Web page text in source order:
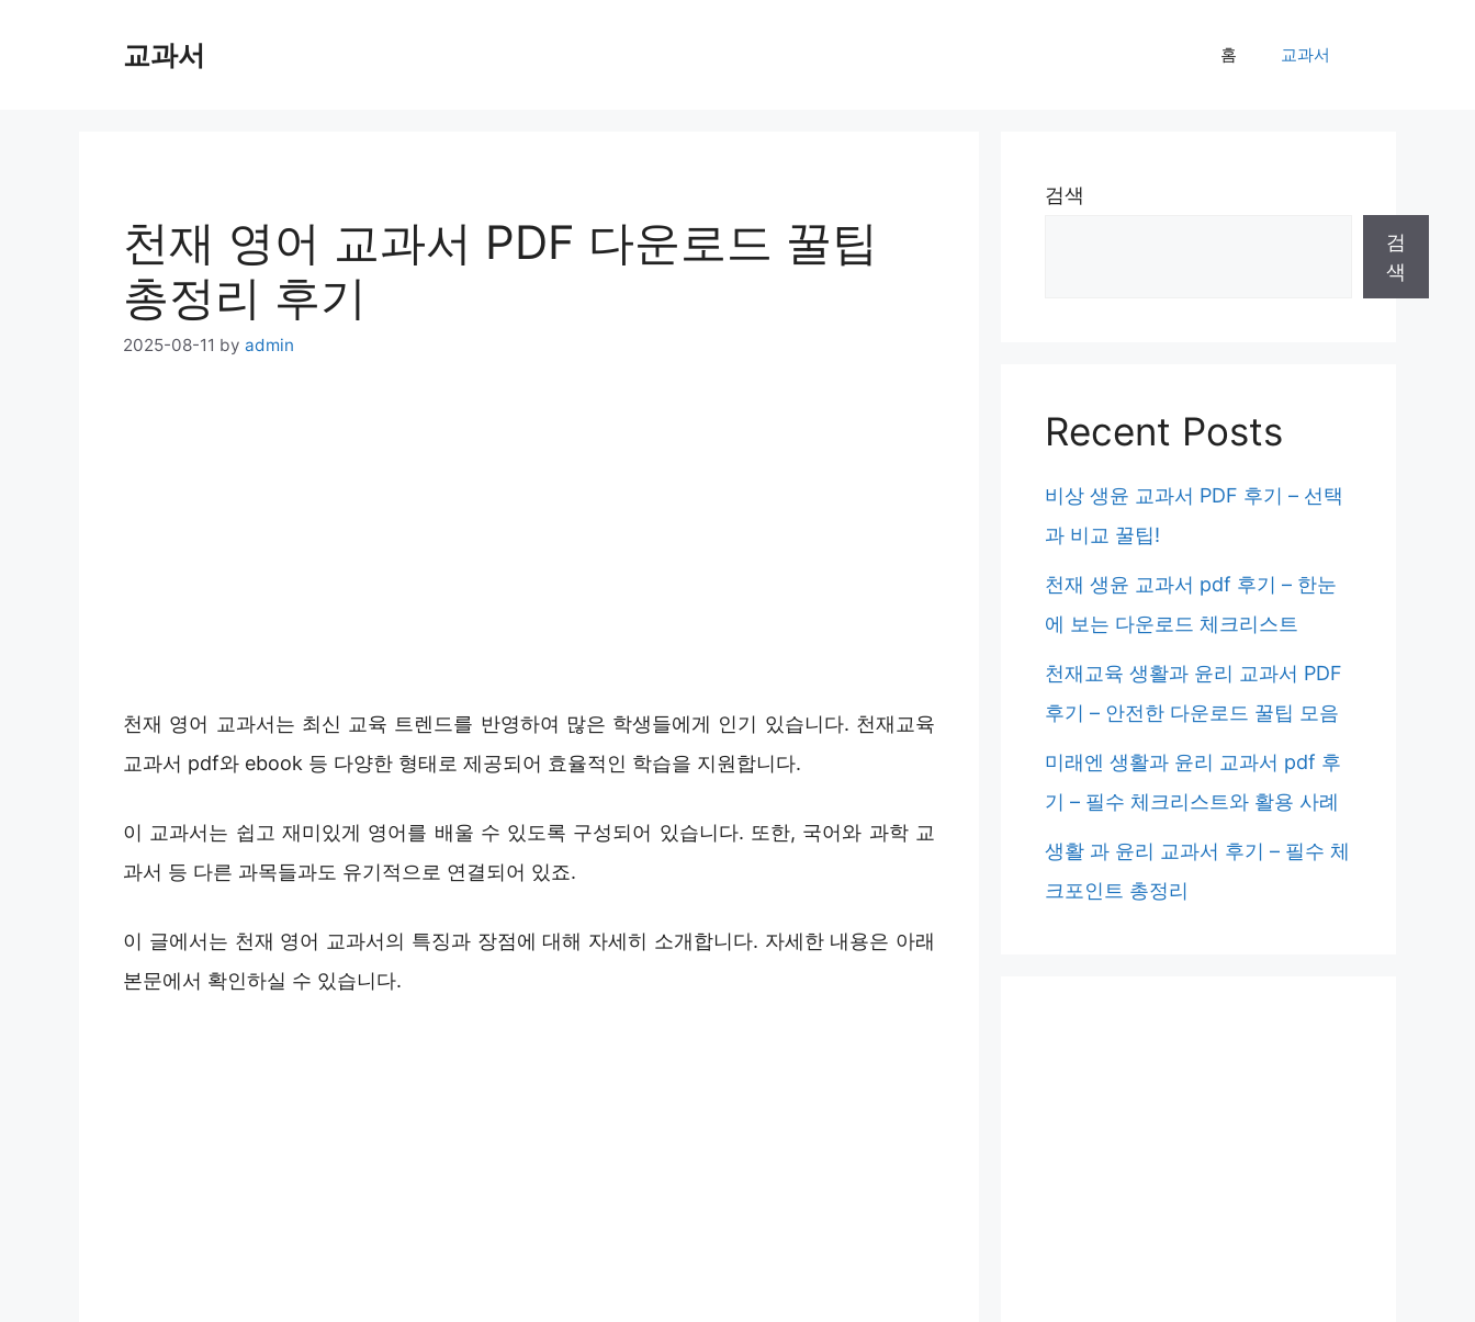
교과서 홈 교과서
천재 영어 교과서 PDF 다운로드 꿀팁
총정리 후기
2025-08-11 by admin
천재 영어 교과서는 최신 교육 트렌드를 반영하여 많은 학생들에게 인기 있습니다. 천재교육
교과서 pdf와 ebook 등 다양한 형태로 제공되어 효율적인 학습을 지원합니다.
이 교과서는 쉽고 재미있게 영어를 배울 수 있도록 구성되어 있습니다. 또한, 국어와 과학 교
과서 등 다른 과목들과도 유기적으로 연결되어 있죠.
이 글에서는 천재 영어 교과서의 특징과 장점에 대해 자세히 소개합니다. 자세한 내용은 아래
본문에서 확인하실 수 있습니다.
검색
검
색
Recent Posts
비상 생윤 교과서 PDF 후기 – 선택
과 비교 꿀팁!
천재 생윤 교과서 pdf 후기 – 한눈
에 보는 다운로드 체크리스트
천재교육 생활과 윤리 교과서 PDF
후기 – 안전한 다운로드 꿀팁 모음
미래엔 생활과 윤리 교과서 pdf 후
기 – 필수 체크리스트와 활용 사례
생활 과 윤리 교과서 후기 – 필수 체
크포인트 총정리